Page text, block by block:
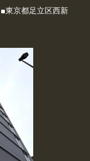
東京都足立区西新